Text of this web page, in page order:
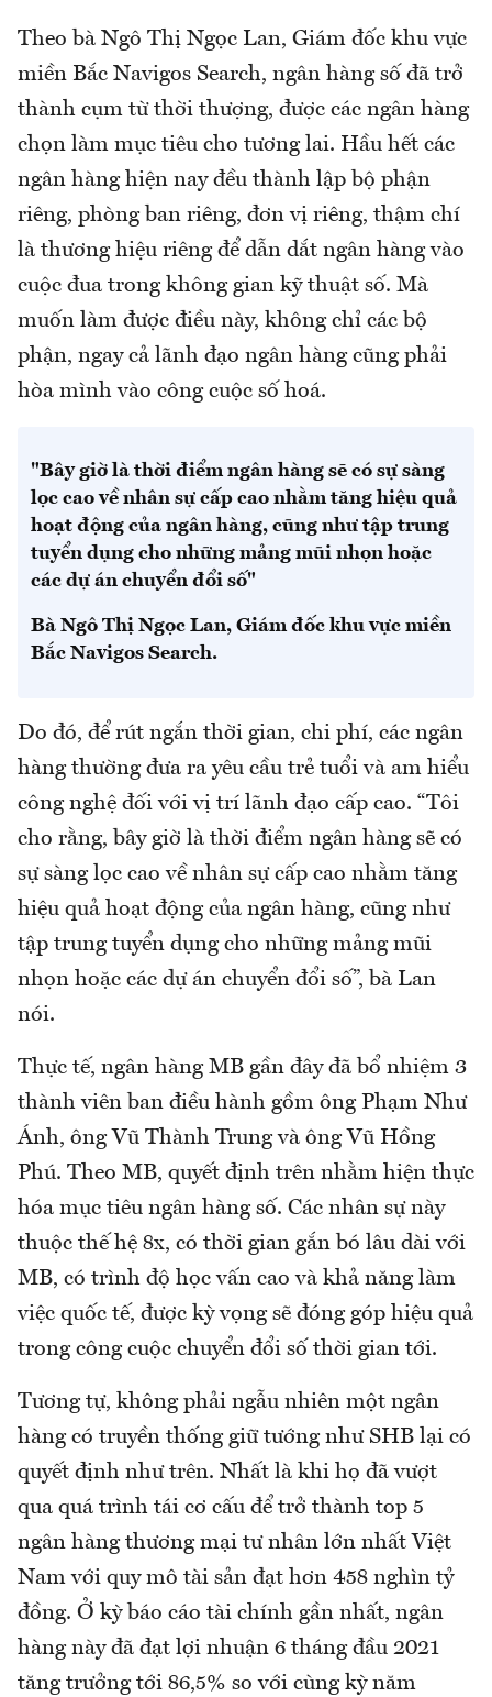
Theo bà Ngô Thị Ngọc Lan, Giám đốc khu vực
miền Bắc Navigos Search, ngân hàng số đã trở
thành cụm từ thời thượng, được các ngân hàng
chọn làm mục tiêu cho tương lai. Hầu hết các
ngân hàng hiện nay đều thành lập bộ phận
riêng, phòng ban riêng, đơn vị riêng, thậm chí
là thương hiệu riêng để dẫn dắt ngân hàng vào
cuộc đua trong không gian kỹ thuật số. Mà
muốn làm được điều này, không chỉ các bộ
phận, ngay cả lãnh đạo ngân hàng cũng phải
hòa mình vào công cuộc số hoá.
"Bây giờ là thời điểm ngân hàng sẽ có sự sàng
lọc cao về nhân sự cấp cao nhằm tăng hiệu quả
hoạt động của ngân hàng, cũng như tập trung
tuyển dụng cho những mảng mũi nhọn hoặc
các dự án chuyển đổi số"
Bà Ngô Thị Ngọc Lan, Giám đốc khu vực miền
Bắc Navigos Search.
Do đó, để rút ngắn thời gian, chi phí, các ngân
hàng thường đưa ra yêu cầu trẻ tuổi và am hiểu
công nghệ đối với vị trí lãnh đạo cấp cao. “Tôi
cho rằng, bây giờ là thời điểm ngân hàng sẽ có
sự sàng lọc cao về nhân sự cấp cao nhằm tăng
hiệu quả hoạt động của ngân hàng, cũng như
tập trung tuyển dụng cho những mảng mũi
nhọn hoặc các dự án chuyển đổi số”, bà Lan
nói.
Thực tế, ngân hàng MB gần đây đã bổ nhiệm 3
thành viên ban điều hành gồm ông Phạm Như
Ánh, ông Vũ Thành Trung và ông Vũ Hồng
Phú. Theo MB, quyết định trên nhằm hiện thực
hóa mục tiêu ngân hàng số. Các nhân sự này
thuộc thế hệ 8x, có thời gian gắn bó lâu dài với
MB, có trình độ học vấn cao và khả năng làm
việc quốc tế, được kỳ vọng sẽ đóng góp hiệu quả
trong công cuộc chuyển đổi số thời gian tới.
Tương tự, không phải ngẫu nhiên một ngân
hàng có truyền thống giữ tướng như SHB lại có
quyết định như trên. Nhất là khi họ đã vượt
qua quá trình tái cơ cấu để trở thành top 5
ngân hàng thương mại tư nhân lớn nhất Việt
Nam với quy mô tài sản đạt hơn 458 nghìn tỷ
đồng. Ở kỳ báo cáo tài chính gần nhất, ngân
hàng này đã đạt lợi nhuận 6 tháng đầu 2021
tăng trưởng tới 86,5% so với cùng kỳ năm